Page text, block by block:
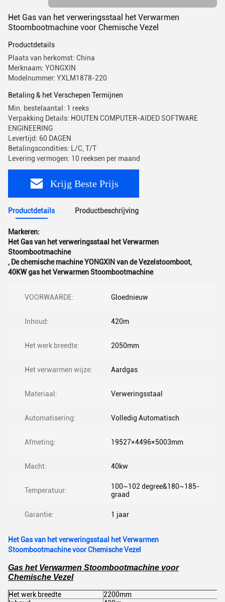
Het Gas van het verweringsstaal het Verwarmen
Stoombootmachine voor Chemische Vezel
Productdetails
Plaats van herkomst: China
Merknaam: YONGXIN
Modelnummer: YXLM1878-220
Betaling & het Verschepen Termijnen
Min. bestelaantal: 1 reeks
Verpakking Details: HOUTEN COMPUTER-AIDED SOFTWARE
ENGINEERING
Levertijd: 60 DAGEN
Betalingscondities: L/C, T/T
Levering vermogen: 10 reeksen per maand
Krijg Beste Prijs
Productdetails Productbeschrijving
Markeren:
Het Gas van het verweringsstaal het Verwarmen
Stoombootmachine
, De chemische machine YONGXIN van de Vezelstoomboot,
40KW gas het Verwarmen Stoombootmachine
VOORWAARDE: Gloednieuw
Inhoud: 420m
Het werk breedte: 2050mm
Het verwarmen wijze: Aardgas
Materiaal: Verweringsstaal
Automatisering: Volledig Automatisch
Afmeting: 19527×4496×5003mm
Macht: 40kw
Temperatuur:
100~102 degree&180~185-
graad
Garantie: 1 jaar
Het Gas van het verweringsstaal het Verwarmen
Stoombootmachine voor Chemische Vezel
Gas het Verwarmen Stoombootmachine voor
Chemische Vezel
Het werk breedte
2200mm